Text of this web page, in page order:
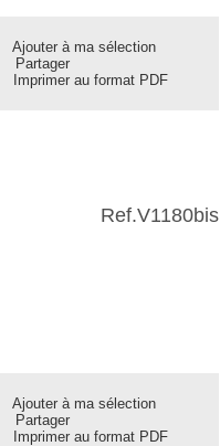
Ajouter à ma sélection
Partager
Imprimer au format PDF
Ref.V1180bis
Ajouter à ma sélection
Partager
Imprimer au format PDF